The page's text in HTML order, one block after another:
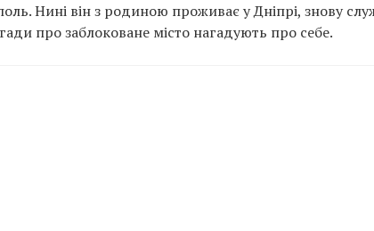
Нині він з родиною проживає у Дніпрі, знову
про заблоковане місто нагадують про себе.